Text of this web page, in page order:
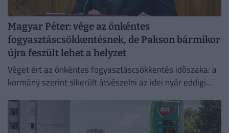
Magyar Péter: vége az önkéntes
fogyasztáscsökkentésnek, de Pakson bármikor
újra feszült lehet a helyzet
Véget ért az önkéntes fogyasztáscsökkentés időszaka: a
kormány szerint sikerült átvészelni az idei nyár eddigi